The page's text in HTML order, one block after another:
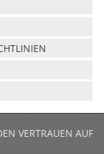
VERTRAUEN AUF